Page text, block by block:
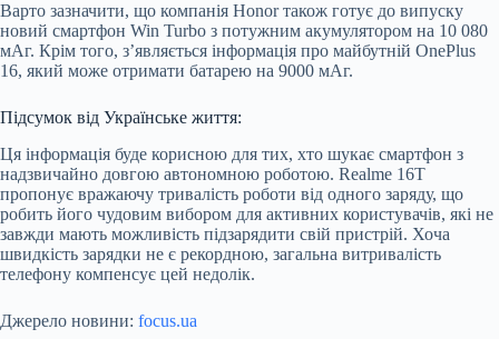
Варто зазначити, що компанія Honor також готує до випуску
новий смартфон Win Turbo з потужним акумулятором на 10 080
мАг. Крім того, з’являється інформація про майбутній OnePlus
16, який може отримати батарею на 9000 мАг.
Підсумок від Українське життя:
Ця інформація буде корисною для тих, хто шукає смартфон з
надзвичайно довгою автономною роботою. Realme 16T
пропонує вражаючу тривалість роботи від одного заряду, що
робить його чудовим вибором для активних користувачів, які не
завжди мають можливість підзарядити свій пристрій. Хоча
швидкість зарядки не є рекордною, загальна витривалість
телефону компенсує цей недолік.
Джерело новини: focus.ua